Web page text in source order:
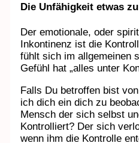
Die Unfähigkeit etwas
Der emotionale, oder
Inkontinenz ist die
fühlt sich im allgemeinen
Gefühl hat „alles unter
Falls Du betroffen bist
ich dich ein dich zu
Mensch der sich selbst
Kontrolliert? Der sich
wenn ihm die Kontrolle